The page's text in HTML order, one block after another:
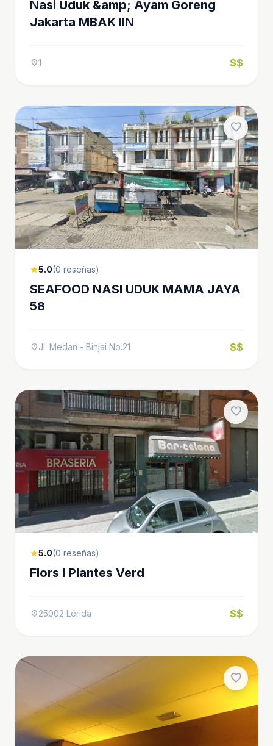
Nasi Uduk &amp; Ayam Goreng
Jakarta MBAK IIN
location_on1 $$
favorite
star5.0(0 reseñas)
SEAFOOD NASI UDUK MAMA JAYA
58
location_onJl. Medan - Binjai No.21 $$
favorite
star5.0(0 reseñas)
Flors I Plantes Verd
location_on25002 Lérida $$
favorite